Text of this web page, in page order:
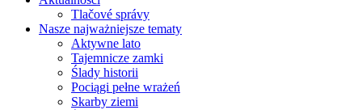
Tlačové správy
Nasze najważniejsze tematy
Aktywne lato
Tajemnicze zamki
Ślady historii
Pociągi pełne wrażeń
Skarby ziemi